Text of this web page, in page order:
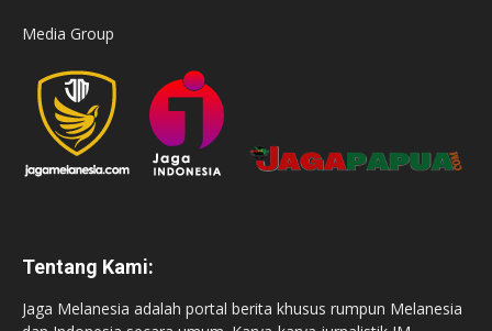
Media Group
Tentang Kami:
Jaga Melanesia adalah portal berita khusus rumpun Melanesia